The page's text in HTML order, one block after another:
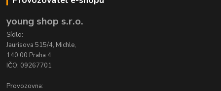
young shop s.r.o.
Sídlo:
Jaurisova 515/4, Michle,
140 00 Praha 4
IČO: 09267701
Provozovna: